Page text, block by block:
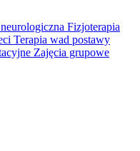
Fizjoterapia
Terapia wad postawy
Zajęcia grupowe